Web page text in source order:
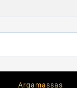
Argamassas